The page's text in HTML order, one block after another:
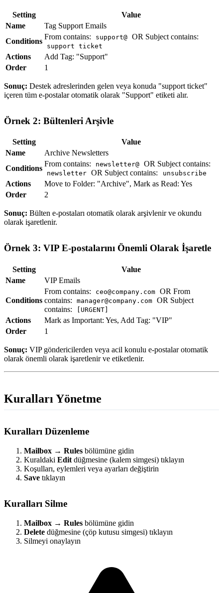
Setting
Value
Name
Tag Support Emails
Conditions
From contains: support@ OR Subject contains:
support ticket
Actions
Add Tag: "Support"
Order
1
Sonuç: Destek adreslerinden gelen veya konuda "support ticket"
içeren tüm e-postalar otomatik olarak "Support" etiketi alır.
Örnek 2: Bültenleri Arşivle
Setting
Value
Name
Archive Newsletters
Conditions
From contains: newsletter@ OR Subject contains:
newsletter OR Subject contains: unsubscribe
Actions
Move to Folder: "Archive", Mark as Read: Yes
Order
2
Sonuç: Bülten e-postaları otomatik olarak arşivlenir ve okundu
olarak işaretlenir.
Örnek 3: VIP E-postalarını Önemli Olarak İşaretle
Setting
Value
Name
VIP Emails
Conditions
From contains: ceo@company.com OR From
contains:
manager@company.com OR Subject
contains:
[URGENT]
Actions
Mark as Important: Yes, Add Tag: "VIP"
Order
1
Sonuç: VIP göndericilerden veya acil konulu e-postalar otomatik
olarak önemli olarak işaretlenir ve etiketlenir.
Kuralları Yönetme
Kuralları Düzenleme
Mailbox → Rules bölümüne gidin
Kuraldaki Edit düğmesine (kalem simgesi) tıklayın
Koşulları, eylemleri veya ayarları değiştirin
Save tıklayın
Kuralları Silme
Mailbox → Rules bölümüne gidin
Delete düğmesine (çöp kutusu simgesi) tıklayın
Silmeyi onaylayın